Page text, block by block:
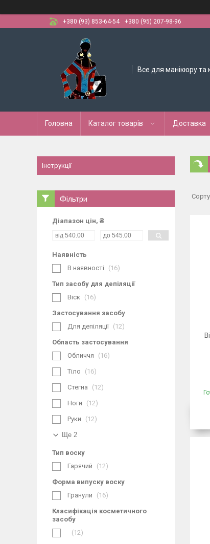
+380 (93) 853-64-54
+380 (95) 207-98-96
Все для манікюру та
Головна Каталог товарів Доставка
Інструкції
Фільтри
Діапазон цін, ₴
Наявність
В наявності
16
Тип засобу для депіляції
Віск
16
Застосування засобу
Для депіляції
12
Область застосування
Обличчя
16
Тіло 16
Стегна 12
Ноги 12
Руки 12
Ще 2
Тип воску
Гарячий
12
Форма випуску воску
Гранули
16
Класифікація косметичного
засобу
12